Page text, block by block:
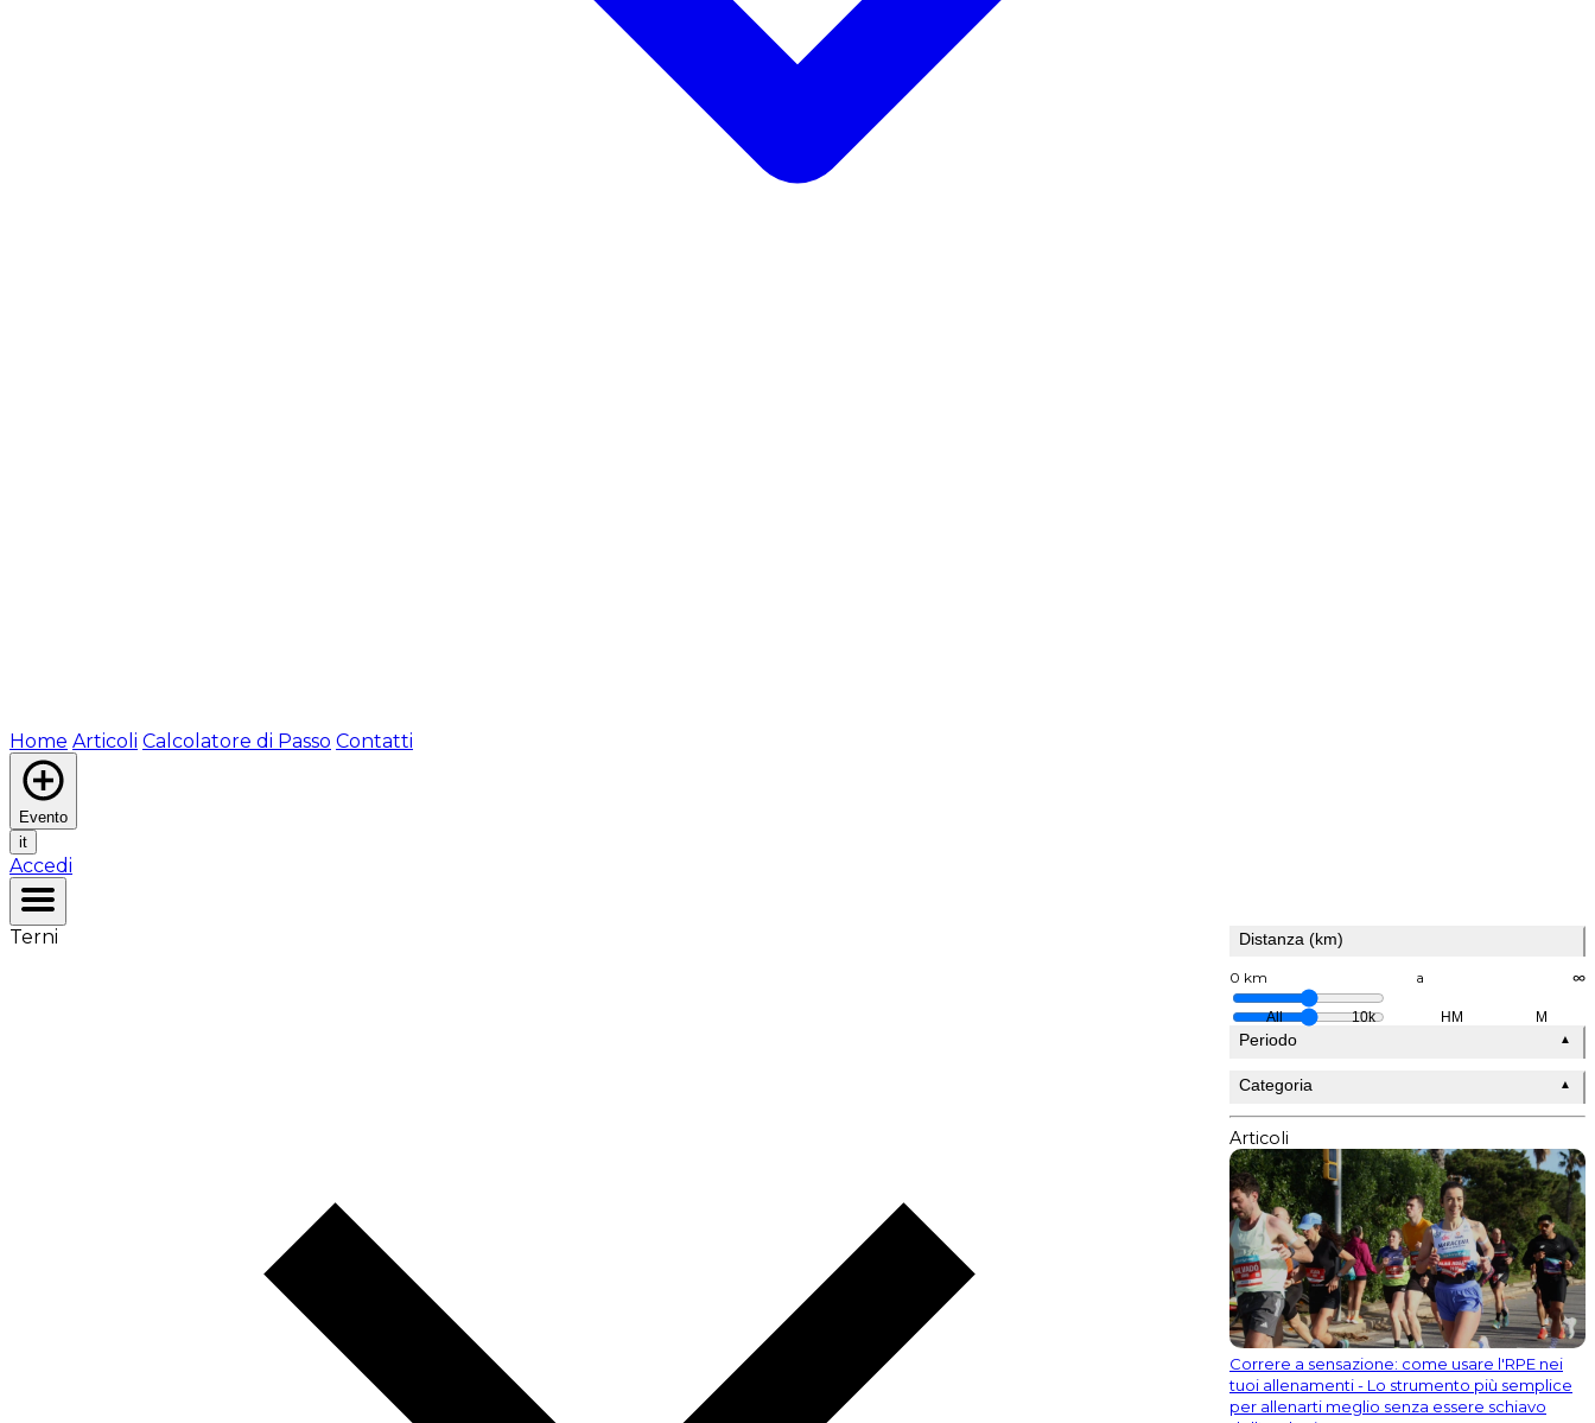
Home Articoli Calcolatore di Passo Contatti
Evento
it
Accedi
Terni Distanza (km)
0 km a ∞
All 10k HM M
Periodo ▲
Categoria ▲
Articoli
Correre a sensazione: come usare l'RPE nei
tuoi allenamenti - Lo strumento più semplice
per allenarti meglio senza essere schiavo